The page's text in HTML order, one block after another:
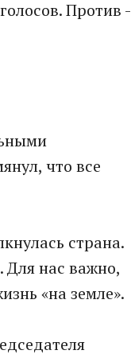
Против -
что все
страна.
Для нас важно,
«на земле».